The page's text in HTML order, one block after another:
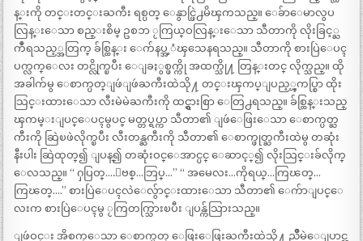
န္းကို တင္းတင္းႀကီး ရစ္ပတ္ ေနွာင္ဖြဲ႕မိၾကသည္။ ေခ်ာေမာလွပ
လြန္းေသာ စည္းစိမ္ ဥစၥာ ႂကြယ္ဝလြန္းေသာ သီတာကို လိုးခြင့္ႀ
ကဳံရသည့္အတြက္ ခ်စ္ထြန္း ေက်နပ္အ့ံၾသေနရသည္။ သီတာကို စားပြဲေပၚ
ပက္လက္ေလး တင္လိုက္ၿပီး ေျခႏွစ္ဖက္ကို အထက္သို႔ တြန္းတင္ လိုက္သည္။ ထို
အခါက်မွ ေစာက္ပတ္ျဖဴျဖဴႀကီးထဲသို႔ တင္းၾကပ္ျပည့္ၾကပ္စြာ ထိုး
သြင္းထားေသာ လီးမဲမဲႀကီးကို ထင္ရွားစြာ ေတြ႕ရသည္။ ခ်စ္ထြန္းသည္
ၾကမ္းျပင္ေပၚမွပင္ မတ္တပ္ရပ္ကာ သီတာ၏ ျဖဴေဖြးေသာ ေစာက္ပတ္ႀ
ကီးကို ဆြဲၿဖဲလိုက္ၿပီး လီးတန္ႀကီးကို သီတာ၏ ေစာက္ဖုတ္ႀကီးထဲမွ တဆုံး
နီးပါး ဆြဲထုတ္၍ ျပန္၍ တဆုံးဝင္ေအာင္ပင္ ေဆာင့္၍ လိုးသြင္းခ်လိုက္
ေလသည္။ “ ႁပြတ္….ျဗစ္…ဘြပ္…” “ အမေလး…ကိုရယ္…ကြၽတ္…
ကြၽတ္….” စားပြဲေပၚလဲေလွ်ာင္းထားေသာ သီတာ၏ ေက်ာျပင္ေ
လးက စားပြဲေပၚမွ ႂကြတက္သြားၿပီး ျပန္က်သြားသည္။
ျဖဴဝင္း အိစက္ေသာ ေစာက္ပတ္ ေဖြးေဖြးႀကီးထဲသို႔ ညိဳမဲေျပာင္တ